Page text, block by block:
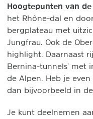
Hoogtepunten van de
het Rhône-dal en
bergplateau met
Jungfrau. Ook de
highlight. Daarnaast
Bernina-tunnels' met
de Alpen. Heb je
dan bijvoorbeeld in
Je kunt deelnemen